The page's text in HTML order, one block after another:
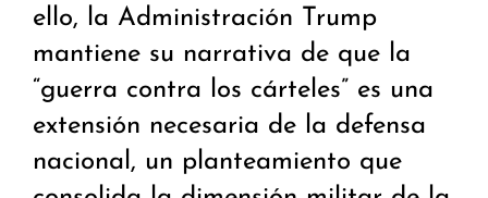
ello, la Administración Trump
mantiene su narrativa de que la
“guerra contra los cárteles” es una
extensión necesaria de la defensa
nacional, un planteamiento que